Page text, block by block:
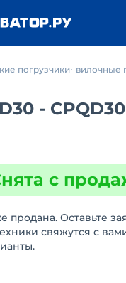
погрузчики вилочные
- CPQD30
с
продана. Оставьте
свяжутся с